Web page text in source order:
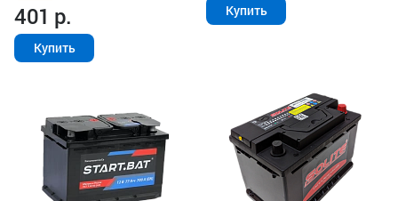
401 р.
Купить
Купить